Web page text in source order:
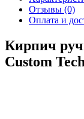
Отзывы (0)
Оплата и
Кирпич
Custom